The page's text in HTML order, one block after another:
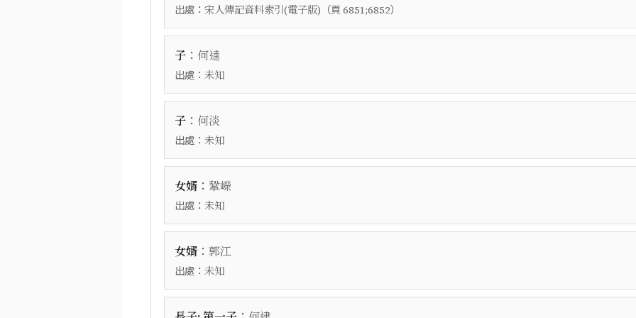
出處： 宋人傳記資料索引(電子版) （頁 6851;6852）
子 ： 何逵
出處： 未知
子 ： 何淡
出處： 未知
女婿 ： 鞏嶸
出處： 未知
女婿 ： 郭江
出處： 未知